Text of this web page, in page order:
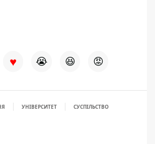
♥ 😭 😆 😡
УНІВЕРСИТЕТ СУСПІЛЬСТВО